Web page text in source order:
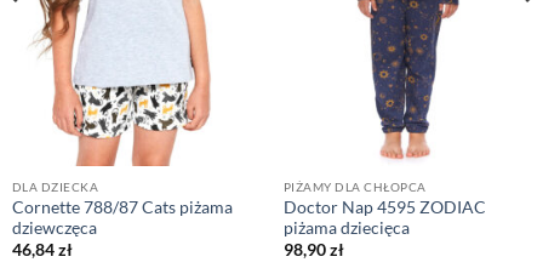
DLA DZIECKA
Cornette 788/87 Cats piżama
dziewczęca
46,84zł
PIŻAMY DLA CHŁOPCA
Doctor Nap 4595 ZODIAC
piżama dziecięca
98,90zł